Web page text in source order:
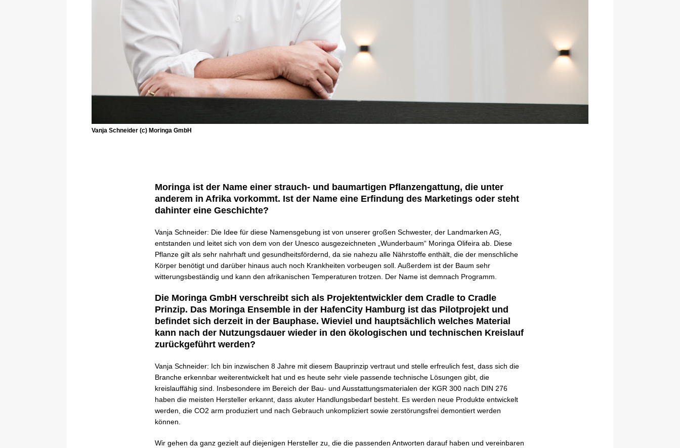
Vanja Schneider (c) Moringa GmbH
Moringa ist der Name einer strauch- und baumartigen Pflanzengattung, die unter
anderem in Afrika vorkommt. Ist der Name eine Erfindung des Marketings oder steht
dahinter eine Geschichte?
Vanja Schneider: Die Idee für diese Namensgebung ist von unserer großen Schwester, der Landmarken AG,
entstanden und leitet sich von dem von der Unesco ausgezeichneten „Wunderbaum“ Moringa Olifeira ab. Diese
Pflanze gilt als sehr nahrhaft und gesundheitsfördernd, da sie nahezu alle Nährstoffe enthält, die der menschliche
Körper benötigt und darüber hinaus auch noch Krankheiten vorbeugen soll. Außerdem ist der Baum sehr
witterungsbeständig und kann den afrikanischen Temperaturen trotzen. Der Name ist demnach Programm.
Die Moringa GmbH verschreibt sich als Projektentwickler dem Cradle to Cradle
Prinzip. Das Moringa Ensemble in der HafenCity Hamburg ist das Pilotprojekt und
befindet sich derzeit in der Bauphase. Wieviel und hauptsächlich welches Material
kann nach der Nutzungsdauer wieder in den ökologischen und technischen Kreislauf
zurückgeführt werden?
Vanja Schneider: Ich bin inzwischen 8 Jahre mit diesem Bauprinzip vertraut und stelle erfreulich fest, dass sich die
Branche erkennbar weiterentwickelt hat und es heute sehr viele passende technische Lösungen gibt, die
kreislauffähig sind. Insbesondere im Bereich der Bau- und Ausstattungsmaterialen der KGR 300 nach DIN 276
haben die meisten Hersteller erkannt, dass akuter Handlungsbedarf besteht. Es werden neue Produkte entwickelt
werden, die CO2 arm produziert und nach Gebrauch unkompliziert sowie zerstörungsfrei demontiert werden
können.
Wir gehen da ganz gezielt auf diejenigen Hersteller zu, die die passenden Antworten darauf haben und vereinbaren